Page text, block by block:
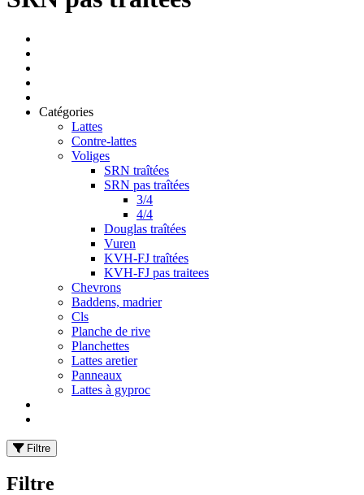
Catégories
Lattes
Contre-lattes
Voliges
SRN traîtées
SRN pas traîtées
3/4
4/4
Douglas traîtées
Vuren
KVH-FJ traîtées
KVH-FJ pas traitees
Chevrons
Baddens, madrier
Cls
Planche de rive
Planchettes
Lattes aretier
Panneaux
Lattes à gyproc
Filtre
Filtre